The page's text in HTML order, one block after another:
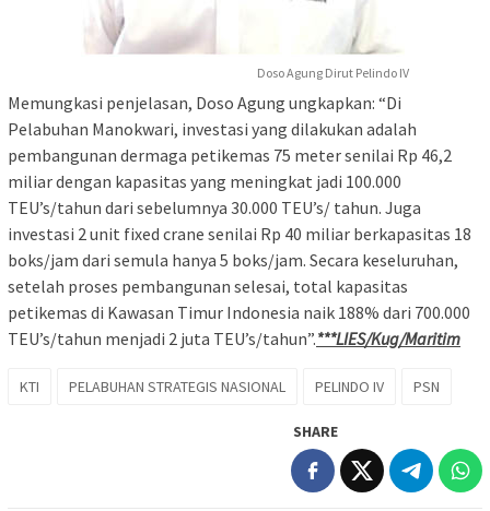
Doso Agung Dirut Pelindo IV
Memungkasi penjelasan, Doso Agung ungkapkan: “Di
Pelabuhan Manokwari, investasi yang dilakukan adalah
pembangunan dermaga petikemas 75 meter senilai Rp 46,2
miliar dengan kapasitas yang meningkat jadi 100.000
TEU’s/tahun dari sebelumnya 30.000 TEU’s/ tahun. Juga
investasi 2 unit fixed crane senilai Rp 40 miliar berkapasitas 18
boks/jam dari semula hanya 5 boks/jam. Secara keseluruhan,
setelah proses pembangunan selesai, total kapasitas
petikemas di Kawasan Timur Indonesia naik 188% dari 700.000
TEU’s/tahun menjadi 2 juta TEU’s/tahun”.***LIES/Kug/Maritim
KTI PELABUHAN STRATEGIS NASIONAL PELINDO IV PSN
SHARE